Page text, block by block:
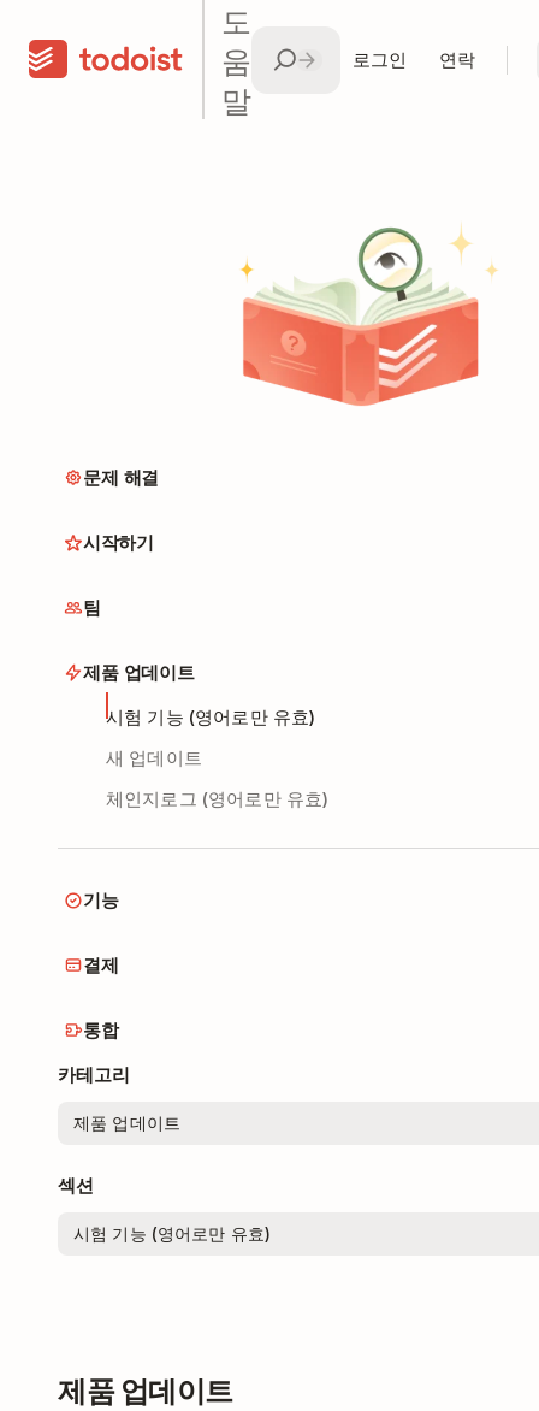
도
움
말
로그인 연락
문제 해결
시작하기
팀
제품 업데이트
시험 기능 (영어로만 유효)
새 업데이트
체인지로그 (영어로만 유효)
기능
결제
통합
카테고리
섹션
제품 업데이트